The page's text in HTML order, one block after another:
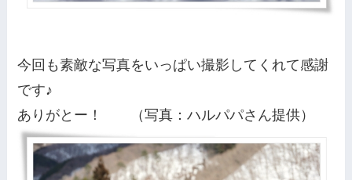
今回も素敵な写真をいっぱい撮影してくれて感謝
です♪
ありがとー！ （写真：ハルパパさん提供）